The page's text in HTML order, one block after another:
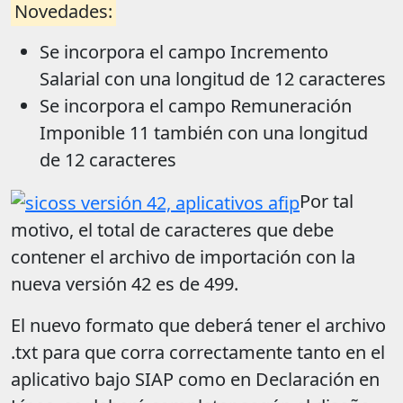
Novedades:
Se incorpora el campo Incremento
Salarial con una longitud de 12 caracteres
Se incorpora el campo Remuneración
Imponible 11 también con una longitud
de 12 caracteres
Por tal
motivo, el total de caracteres que debe
contener el archivo de importación con la
nueva versión 42 es de 499.
El nuevo formato que deberá tener el archivo
.txt para que corra correctamente tanto en el
aplicativo bajo SIAP como en Declaración en